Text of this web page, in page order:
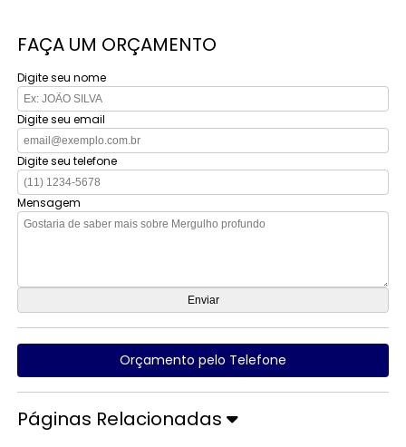
FAÇA UM ORÇAMENTO
Digite seu nome
Digite seu email
Digite seu telefone
Mensagem
Orçamento pelo Telefone
Páginas Relacionadas